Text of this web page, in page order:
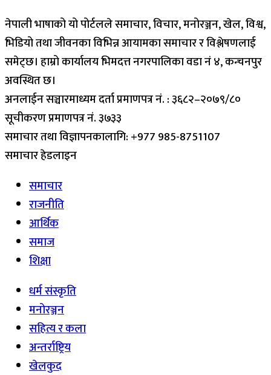
नेपाली भाषाको यो पोर्टलले समाचार, विचार, मनोरञ्जन, खेल, विश्व,
भिडियो तथा जीवनका विभिन्न आयामका समाचार र विश्लेषणलाई
समेट्छ। हाम्रो कार्यालय भिमदत्त नगरपालिका वडा नं ४, कन्चनपुर
अवस्थित छ।
अनलाईन सञ्चारमाध्यम दर्ता प्रमाणपत्र नं. : ३६८२–२०७९/८०
सूचीकरण प्रमाणपत्र नं. ३७३३
समाचार तथा विज्ञापनकालागि: +977 985-8751107
समाचार हेडलाइन
समाचार
राजनीति
आर्थिक
समाज
शिक्षा
धर्म संस्कृति
मनोरञ्जन
सहित्य र कला
अन्तर्राष्ट्रिय
खेलकुद